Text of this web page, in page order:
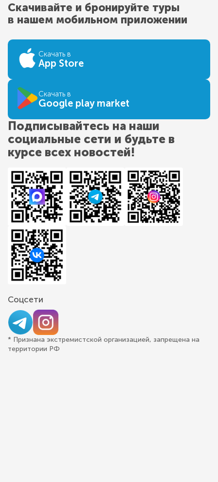
Скачивайте и бронируйте туры
в нашем мобильном приложении
Скачать в
App Store
Скачать в
Google play market
Подписывайтесь на наши
социальные сети и будьте в
курсе всех новостей!
Соцсети
* Признана экстремистской организацией, запрещена на
территории РФ